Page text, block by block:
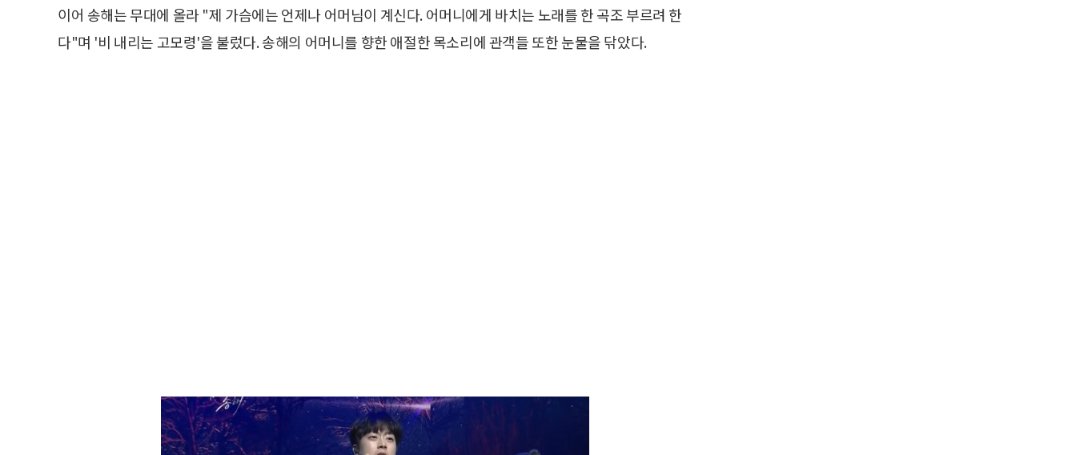
이어 송해는 무대에 올라 "제 가슴에는 언제나 어머님이 계신다. 어머니에게 바치는 노래를 한 곡조 부르려 한
다"며 '비 내리는 고모령'을 불렀다. 송해의 어머니를 향한 애절한 목소리에 관객들 또한 눈물을 닦았다.